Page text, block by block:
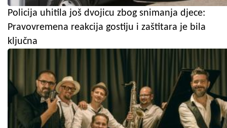
Policija uhitila još dvojicu zbog snimanja djece:
Pravovremena reakcija gostiju i zaštitara je bila
ključna